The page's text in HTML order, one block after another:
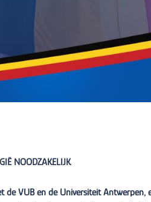
NOODZAKELIJK
de VUB en de Universiteit